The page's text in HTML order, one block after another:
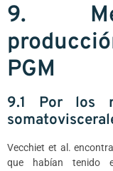
9.
PGM
9.1 Por los
Vecchiet et al.
que habían tenido